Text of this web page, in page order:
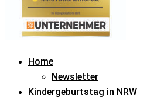
Home
Newsletter
Kindergeburtstag in NRW